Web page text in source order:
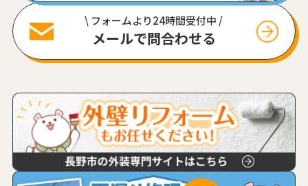
\ フォームより24時間受付中 /
メールで問合わせる